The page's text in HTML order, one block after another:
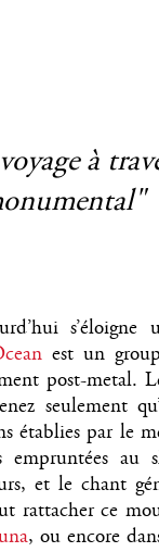
à
s’éloigne
est un
post-metal.
seulement
établies par le
au
et le chant
rattacher ce
, ou encore